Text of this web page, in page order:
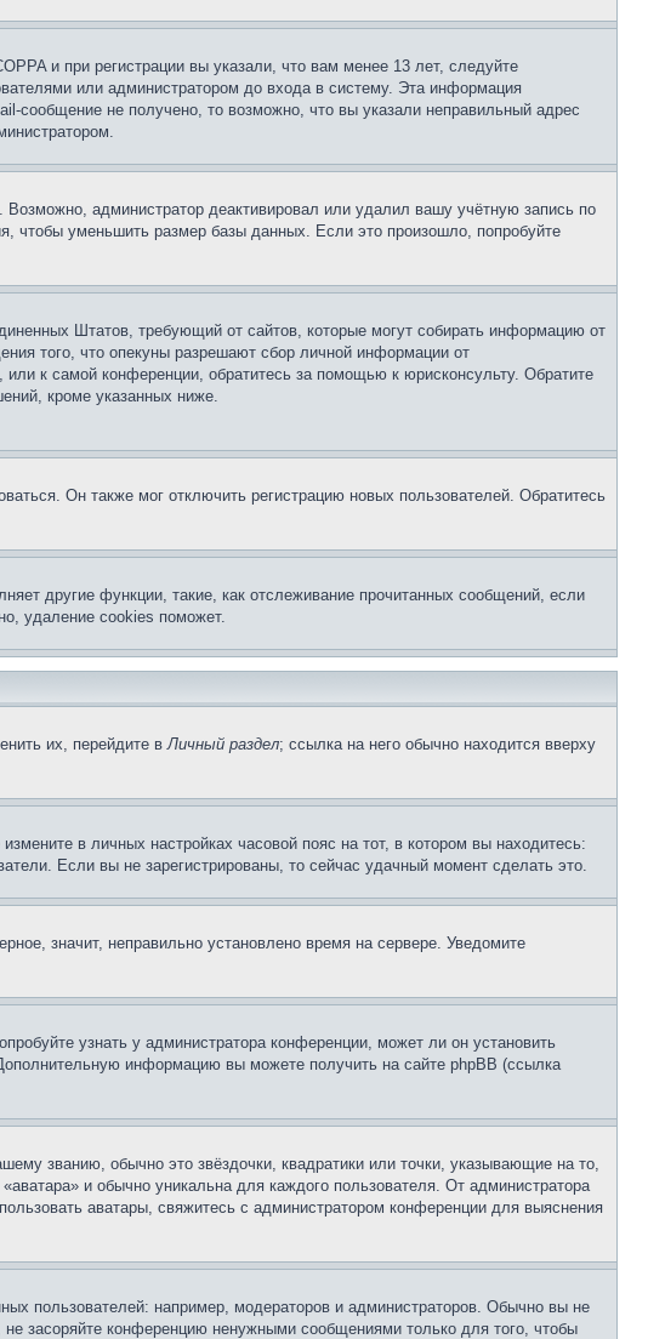
и при регистрации вы указали, что вам менее 13 лет, следуйте
или администратором до входа в систему. Эта информация
сообщение не получено, то возможно, что вы указали неправильный адрес
Возможно, администратор деактивировал или удалил вашу учётную запись по
чтобы уменьшить размер базы данных. Если это произошло, попробуйте
Штатов, требующий от сайтов, которые могут собирать информацию от
того, что опекуны разрешают сбор личной информации от
к самой конференции, обратитесь за помощью к юрисконсульту. Обратите
кроме указанных ниже.
Он также мог отключить регистрацию новых пользователей. Обратитесь
другие функции, такие, как отслеживание прочитанных сообщений, если
удаление cookies поможет.
их, перейдите вЛичный раздел; ссылка на него обычно находится вверху
в личных настройках часовой пояс на тот, в котором вы находитесь:
Если вы не зарегистрированы, то сейчас удачный момент сделать это.
значит, неправильно установлено время на сервере. Уведомите
узнать у администратора конференции, может ли он установить
информацию вы можете получить на сайте phpBB (ссылка
званию, обычно это звёздочки, квадратики или точки, указывающие на то,
и обычно уникальна для каждого пользователя. От администратора
аватары, свяжитесь с администратором конференции для выяснения
пользователей: например, модераторов и администраторов. Обычно вы не
засоряйте конференцию ненужными сообщениями только для того, чтобы